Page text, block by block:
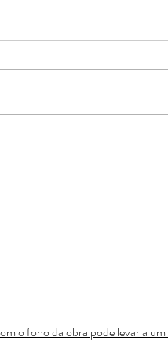
o fono da obra pode levar a um